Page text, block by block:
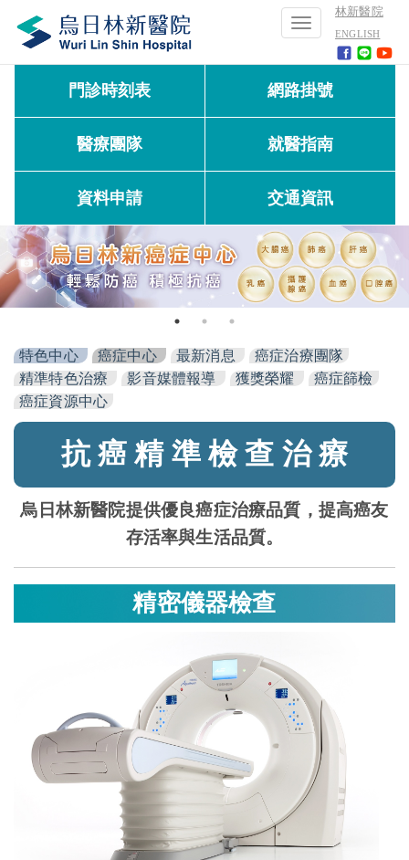
林新醫院
ENGLISH
Toggle
navigation
門診時刻表 網路掛號
醫療團隊 就醫指南
資料申請 交通資訊
特色中心 癌症中心 最新消息
癌症治療團隊
精準特色治療
影音媒體報導 獲獎榮耀
癌症篩檢
癌症資源中心
抗 癌 精 準 檢 查 治 療
烏日林新醫院提供優良癌症治療品質，提高癌友
存活率與生活品質。
精密儀器檢查